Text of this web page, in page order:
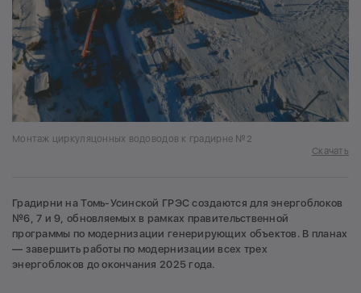
Монтаж циркуляцонных водоводов к градирне №2
Скачать
Градирни на Томь-Усинской ГРЭС создаются для энергоблоков
№6, 7 и 9, обновляемых в рамках правительственной
программы по модернизации генерирующих объектов. В планах
— завершить работы по модернизации всех трех
энергоблоков до окончания 2025 года.